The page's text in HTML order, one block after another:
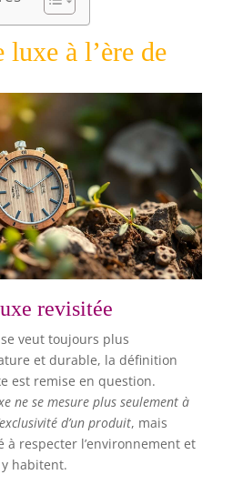
à l’ère de
revisitée
veut toujours plus
et durable, la définition
est remise en question.
ne se mesure plus seulement à
d’un produit, mais
à respecter l’environnement et
habitent.